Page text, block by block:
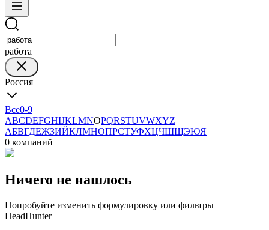
работа
Россия
Все0-9
ABCDEFGHIJKLMNOPQRSTUVWXYZ
АБВГДЕЖЗИЙКЛМНОПРСТУФХЦЧШЩЭЮЯ
0 компаний
Ничего не нашлось
Попробуйте изменить формулировку или фильтры
HeadHunter